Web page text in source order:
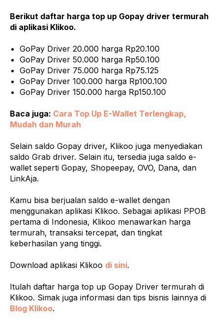
Berikut daftar harga top up Gopay driver termurah
di aplikasi Klikoo.
GoPay Driver 20.000 harga Rp20.100
GoPay Driver 50.000 harga Rp50.100
GoPay Driver 75.000 harga Rp75.125
GoPay Driver 100.000 harga Rp100.100
GoPay Driver 150.000 harga Rp150.100
Baca juga: Cara Top Up E-Wallet Terlengkap,
Mudah dan Murah
Selain saldo Gopay driver, Klikoo juga menyediakan
saldo Grab driver. Selain itu, tersedia juga saldo e-
wallet seperti Gopay, Shopeepay, OVO, Dana, dan
LinkAja.
Kamu bisa berjualan saldo e-wallet dengan
menggunakan aplikasi Klikoo. Sebagai aplikasi PPOB
pertama di Indonesia, Klikoo menawarkan harga
termurah, transaksi tercepat, dan tingkat
keberhasilan yang tinggi.
Download aplikasi Klikoo di sini.
Itulah daftar harga top up Gopay Driver termurah di
Klikoo. Simak juga informasi dan tips bisnis lainnya di
Blog Klikoo.